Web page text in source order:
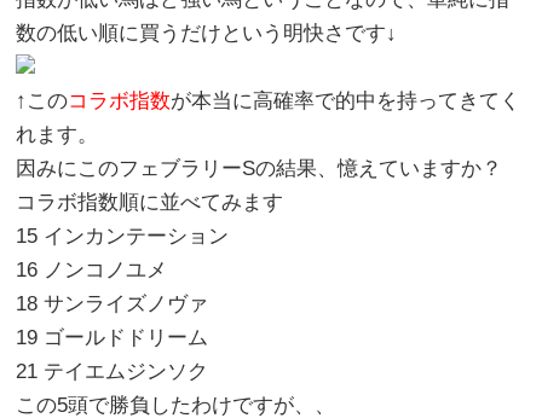
数の低い順に買うだけという明快さです↓
↑このコラボ指数が本当に高確率で的中を持ってきてく
れます。
因みにこのフェブラリーSの結果、憶えていますか？
コラボ指数順に並べてみます
15 インカンテーション
16 ノンコノユメ
18 サンライズノヴァ
19 ゴールドドリーム
21 テイエムジンソク
この5頭で勝負したわけですが、、